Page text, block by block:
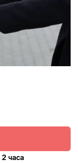
2 часа